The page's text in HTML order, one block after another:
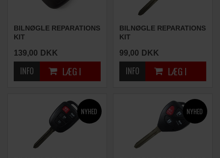
BILNØGLE REPARATIONS
KIT
139,00 DKK
BILNØGLE REPARATIONS
KIT
99,00 DKK